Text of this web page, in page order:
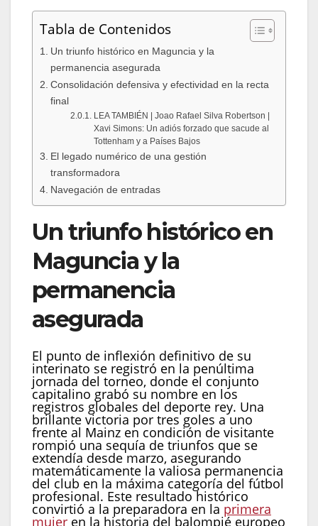
Tabla de Contenidos
Un triunfo histórico en Maguncia y la
permanencia asegurada
Consolidación defensiva y efectividad en la recta
final
LEA TAMBIÉN | Joao Rafael Silva Robertson |
Xavi Simons: Un adiós forzado que sacude al
Tottenham y a Países Bajos
El legado numérico de una gestión
transformadora
Navegación de entradas
Un triunfo histórico en
Maguncia y la
permanencia
asegurada
El punto de inflexión definitivo de su
interinato se registró en la penúltima
jornada del torneo, donde el conjunto
capitalino grabó su nombre en los
registros globales del deporte rey. Una
brillante victoria por tres goles a uno
frente al Mainz en condición de visitante
rompió una sequía de triunfos que se
extendía desde marzo, asegurando
matemáticamente la valiosa permanencia
del club en la máxima categoría del fútbol
profesional. Este resultado histórico
convirtió a la preparadora en la primera
mujer en la historia del balompié europeo